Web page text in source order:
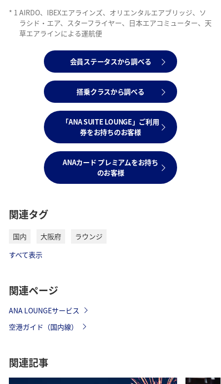
* 1 AIRDO、IBEXエアラインズ、オリエンタルエアブリッジ、ソ
ラシド・エア、スターフライヤー、日本エアコミューター、天
草エアラインによる運航便
会員ステータスから調べる
搭乗クラスから調べる
「ANA SUITE LOUNGE」ご利用
券をお持ちのお客様
ANAカード プレミアムをお持ち
のお客様
関連タグ
国内 大阪府
ラウンジ
すべて表示
関連ページ
ANA LOUNGEサービス
空港ガイド（国内線）
関連記事